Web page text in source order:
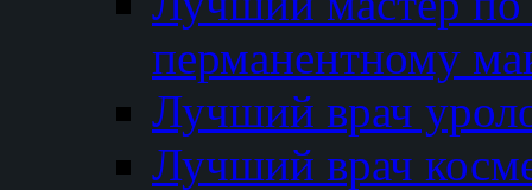
перманентному
Лучший врач
Лучший врач